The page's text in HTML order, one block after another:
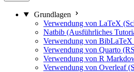
Grundlagen
Verwendung von LaTeX
Natbib (Ausführliches
Verwendung von BibLaTeX
Verwendung von Quarto
Verwendung von R
Verwendung von Overleaf